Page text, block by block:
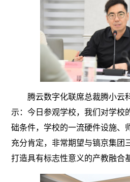
腾云数字化联席总裁腾小云
示：今日参观学校，我们对学校
础条件，学校的一流硬件设施、
充分肯定，非常期望与镐京集团
打造具有标志性意义的产教融合